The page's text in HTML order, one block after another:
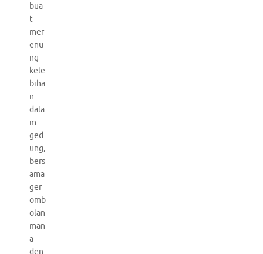
bua
t
mer
enu
ng
kele
biha
n
dala
m
ged
ung,
bers
ama
ger
omb
olan
man
a
den